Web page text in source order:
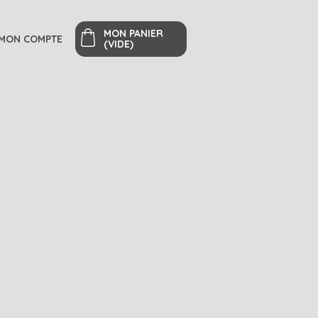
COMPTE
MON PANIER
(VIDE)